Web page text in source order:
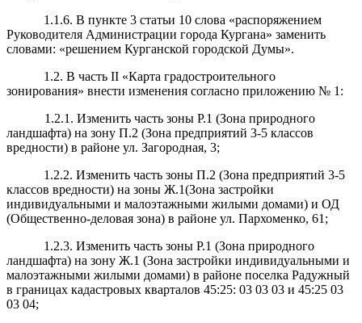
1.1.6. В пункте 3 статьи 10 слова «распоряжением
Руководителя Администрации города Кургана» заменить
словами: «решением Курганской городской Думы».
1.2. В часть II «Карта градостроительного
зонирования» внести изменения согласно приложению № 1:
1.2.1. Изменить часть зоны Р.1 (Зона природного
ландшафта) на зону П.2 (Зона предприятий 3-5 классов
вредности) в районе ул. Загородная, 3;
1.2.2. Изменить часть зоны П.2 (Зона предприятий 3-5
классов вредности) на зоны Ж.1(Зона застройки
индивидуальными и малоэтажными жилыми домами) и ОД
(Общественно-деловая зона) в районе ул. Пархоменко, 61;
1.2.3. Изменить часть зоны Р.1 (Зона природного
ландшафта) на зону Ж.1 (Зона застройки индивидуальными и
малоэтажными жилыми домами) в районе поселка Радужный
в границах кадастровых кварталов 45:25: 03 03 03 и 45:25 03
03 04;